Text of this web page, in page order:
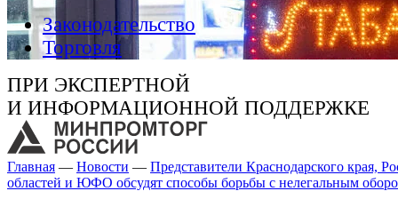
Законодательство
Торговля
ПРИ ЭКСПЕРТНОЙ
И ИНФОРМАЦИОННОЙ ПОДДЕРЖКЕ
Главная — Новости — Представители Краснодарского края,
областей и ЮФО обсудят способы борьбы с нелегальным